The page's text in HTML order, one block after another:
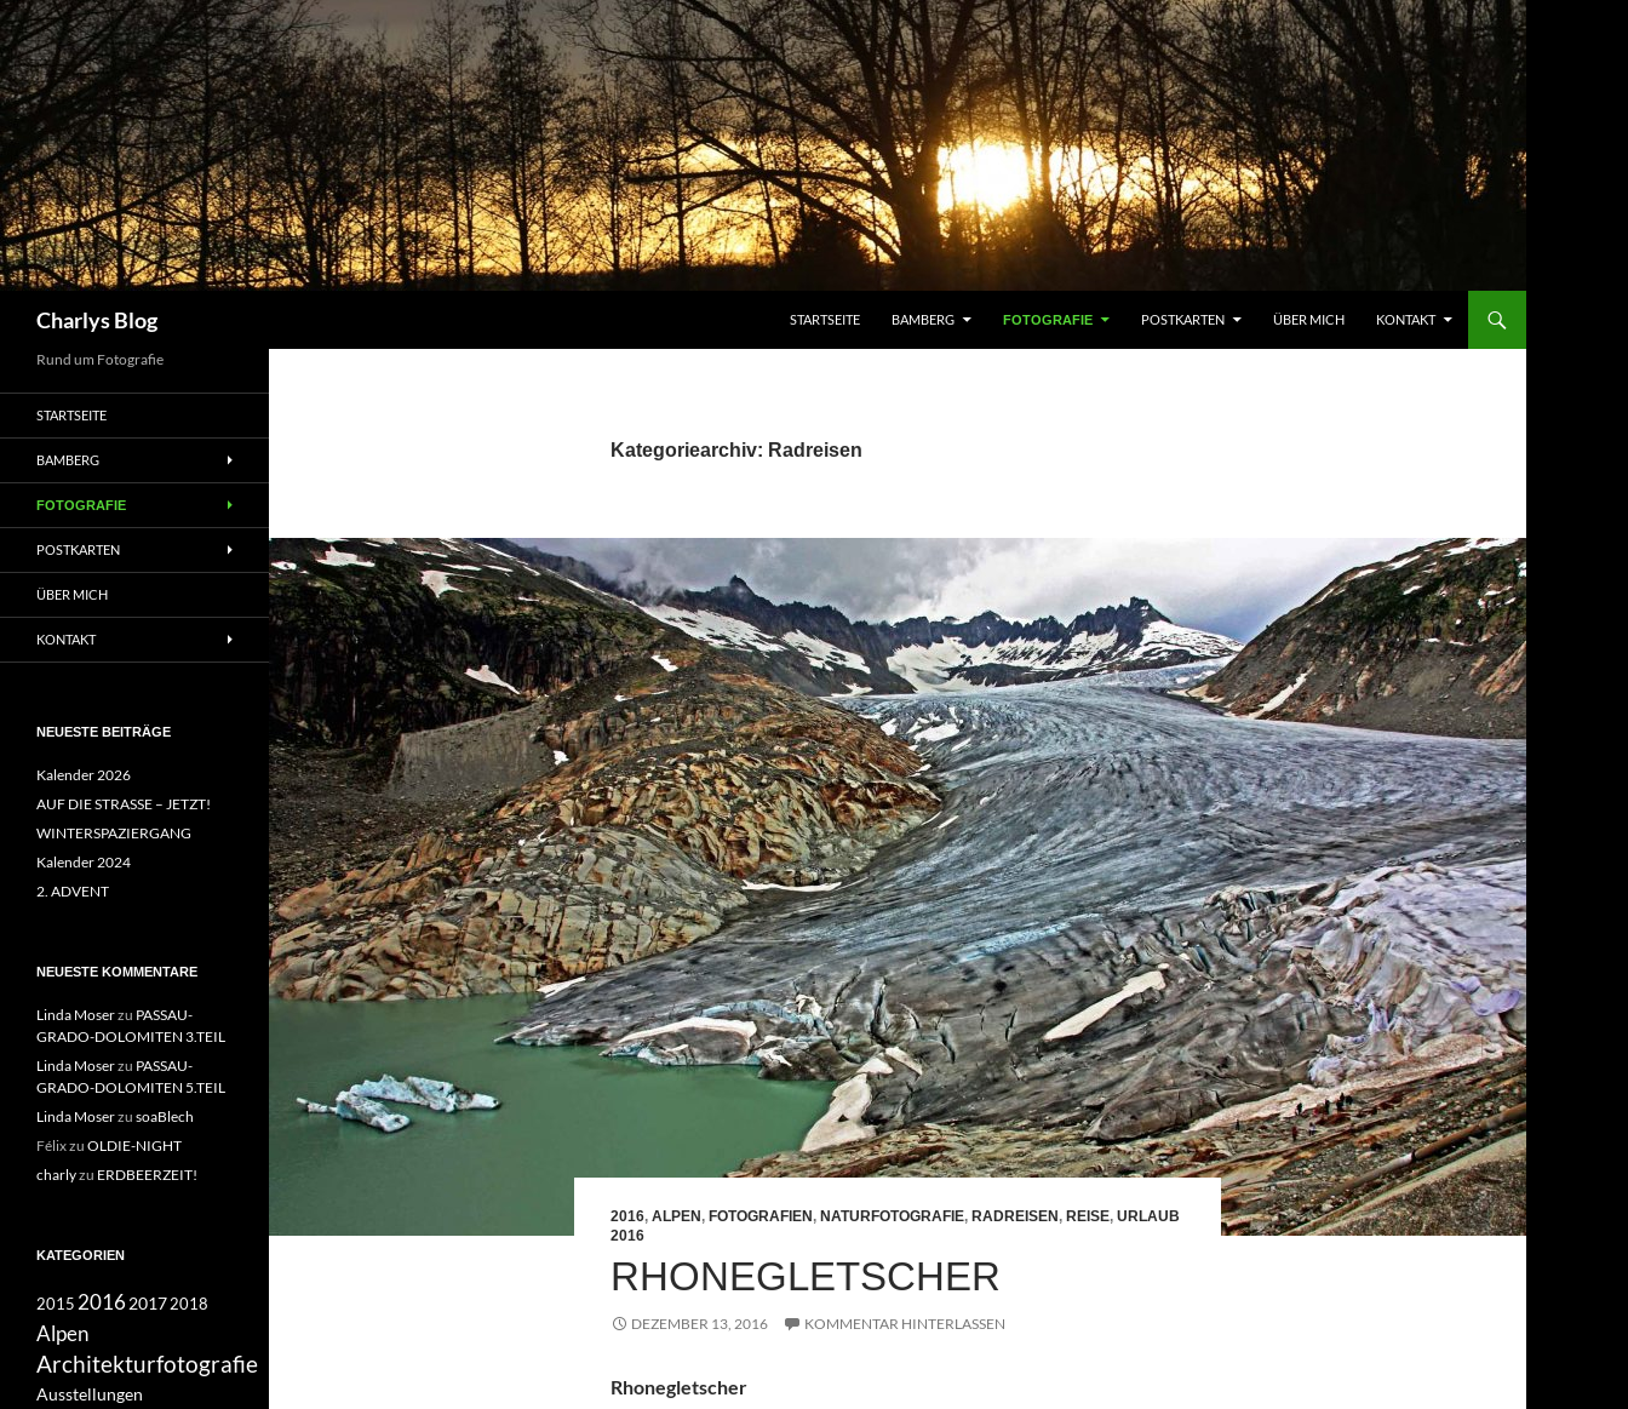
Zum
Inhalt
springen
Charlys Blog STARTSEITE BAMBERG FOTOGRAFIE POSTKARTEN ÜBER MICH KONTAKT
Kategoriearchiv: Radreisen
2016, ALPEN , FOTOGRAFIEN , NATURFOTOGRAFIE, RADREISEN , REISE, URLAUB
2016
RHONEGLETSCHER
DEZEMBER 13, 2016 KOMMENTAR HINTERLASSEN
Rhonegletscher
Rund um Fotografie
STARTSEITE
BAMBERG
FOTOGRAFIE
POSTKARTEN
ÜBER MICH
KONTAKT
NEUESTE BEITRÄGE
Kalender 2026
AUF DIE STRASSE – JETZT!
WINTERSPAZIERGANG
Kalender 2024
2. ADVENT
NEUESTE KOMMENTARE
Linda Moserzu PASSAU-
GRADO-DOLOMITEN 3.TEIL
Linda Moserzu PASSAU-
GRADO-DOLOMITEN 5.TEIL
Linda Moserzu soaBlech
Félixzu OLDIE-NIGHT
charlyzu ERDBEERZEIT!
KATEGORIEN
2015 201620172018
Alpen
Architekturfotografie
Ausstellungen